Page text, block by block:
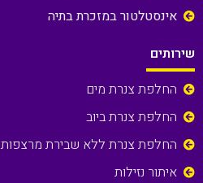
אינסטלטור במזכרת בתיה
שירותים
החלפת צנרת מים
החלפת צנרת ביוב
החלפת צנרת ללא שבירת מרצפות
איתור נזילות